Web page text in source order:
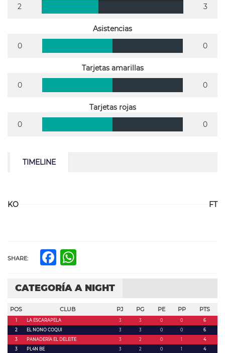
2
3
Asistencias
0
0
Tarjetas amarillas
0
0
Tarjetas rojas
0
0
TIMELINE
KO FT
SHARE: Facebook
CATEGORÍA A NIGHT
POS CLUB PJ PG PE PP PTS
1 LA ESCARAPELA 3 3 0 0
6
2
EL NONO COQUI 3 3 0 0
6
3
PANADERÍA EL DELEITE 3 2 0 1
4
3
PL4N BE 3 2 0 1 4